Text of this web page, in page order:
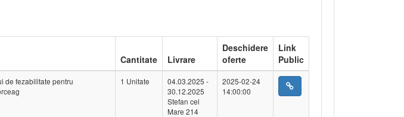
Cantitate Livrare
Deschidere
oferte
Link
Public
de fezabilitate pentru
1 Unitate
04.03.2025 -
30.12.2025
Stefan cel
Mare 214
2025-02-24
14:00:00